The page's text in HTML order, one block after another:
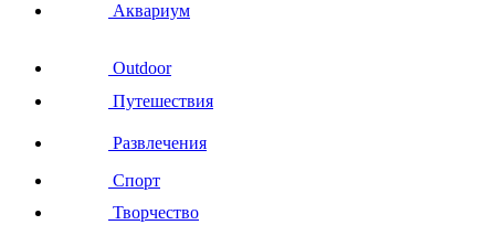
Аквариум
Outdoor
Путешествия
Развлечения
Спорт
Творчество